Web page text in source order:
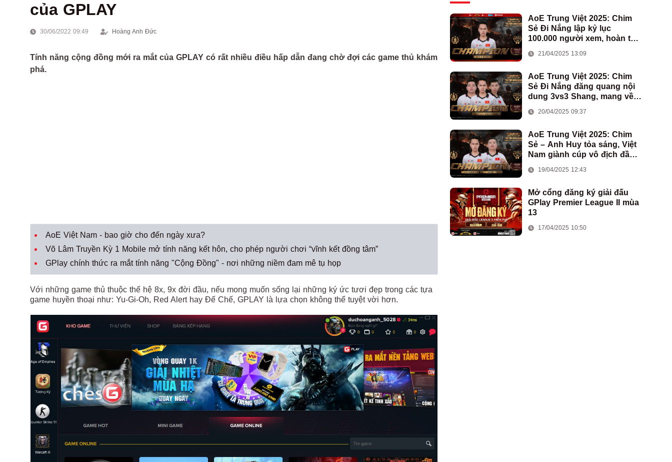
của GPLAY
30/06/2022 09:49 Hoàng Anh Đức
Tính năng cộng đồng mới ra mắt của GPLAY có rất nhiều điều hấp dẫn đang chờ đợi các game thủ khám
phá.
AoE Việt Nam - bao giờ cho đến ngày xưa?
Võ Lâm Truyền Kỳ 1 Mobile mở tính năng kết hôn, cho phép người chơi “vĩnh kết đồng tâm”
GPlay chính thức ra mắt tính năng "Cộng Đồng" - nơi những niềm đam mê tụ họp
Với những game thủ thuộc thế hệ 8x, 9x đời đầu, nếu mong muốn sống lại những ký ức tươi đẹp trong các tựa
game huyền thoại như: Yu-Gi-Oh, Red Alert hay Đế Chế, GPLAY là lựa chọn không thể tuyệt vời hơn.
AoE Trung Việt 2025: Chim
Sẻ Đi Nắng lập kỷ lục
100.000 người xem, hoàn tất
Việt Nam
21/04/2025 13:09
AoE Trung Việt 2025: Chim
Sẻ Đi Nắng đăng quang nội
dung 3vs3 Shang, mang về
đoàn AoE Việt Nam
20/04/2025 09:37
AoE Trung Việt 2025: Chim
Sẻ – Anh Huy tỏa sáng, Việt
Nam giành cúp vô địch đầu
19/04/2025 12:43
Mở cổng đăng ký giải đấu
GPlay Premier League II mùa
13
17/04/2025 10:50